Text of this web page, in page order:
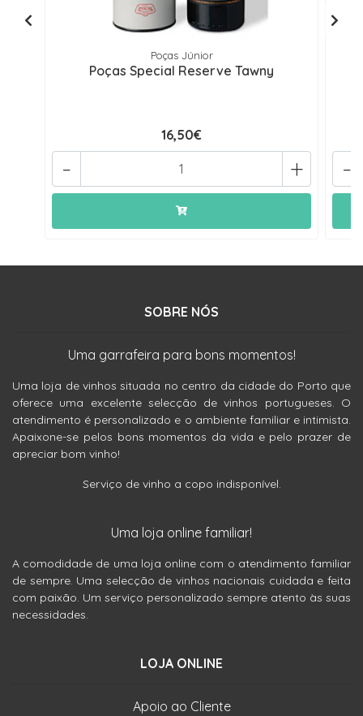
Poças Júnior
Poças Special Reserve Tawny
16,50€
+
- -
SOBRE NÓS
Uma garrafeira para bons momentos!
Uma loja de vinhos situada no centro da cidade do Porto que
oferece uma excelente selecção de vinhos portugueses. O
atendimento é personalizado e o ambiente familiar e intimista.
Apaixone-se pelos bons momentos da vida e pelo prazer de
apreciar bom vinho!
Serviço de vinho a copo indisponível.
Uma loja online familiar!
A comodidade de uma loja online com o atendimento familiar
de sempre. Uma selecção de vinhos nacionais cuidada e feita
com paixão. Um serviço personalizado sempre atento às suas
necessidades.
LOJA ONLINE
Apoio ao Cliente